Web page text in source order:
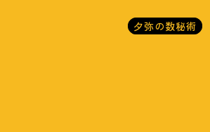
夕弥の数秘術